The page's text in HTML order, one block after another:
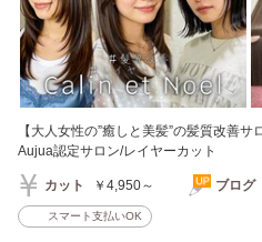
【大人女性の”癒しと美髪”の髪質改善
Aujua認定サロン/レイヤーカット
カット ￥4,950～ ブログ
スマート支払いOK